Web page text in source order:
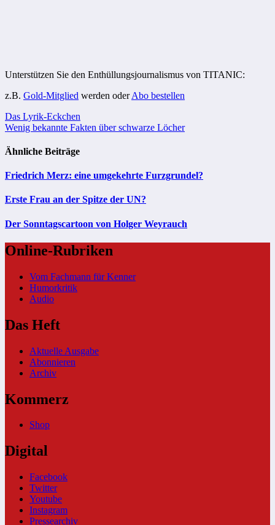
Unterstützen Sie den Enthüllungsjournalismus von TITANIC:
z.B. Gold-Mitglied werden oderAbo bestellen
Beitragsnavigation
Das Lyrik-Eckchen
Wenig bekannte Fakten über schwarze Löcher
Ähnliche Beiträge
Friedrich Merz: eine umgekehrte Furzgrundel?
Erste Frau an der Spitze der UN?
Der Sonntagscartoon von Holger Weyrauch
Online-Rubriken
Vom Fachmann für Kenner
Humorkritik
Audio
Das Heft
Aktuelle Ausgabe
Abonnieren
Archiv
Kommerz
Shop
Digital
Facebook
Twitter
Youtube
Instagram
Pressearchiv